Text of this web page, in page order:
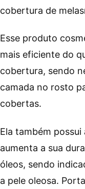
cobertura de
Esse produto
mais eficiente do
cobertura, sendo
camada no rosto
cobertas.
Ela também
aumenta a sua
óleos, sendo
a pele oleosa.